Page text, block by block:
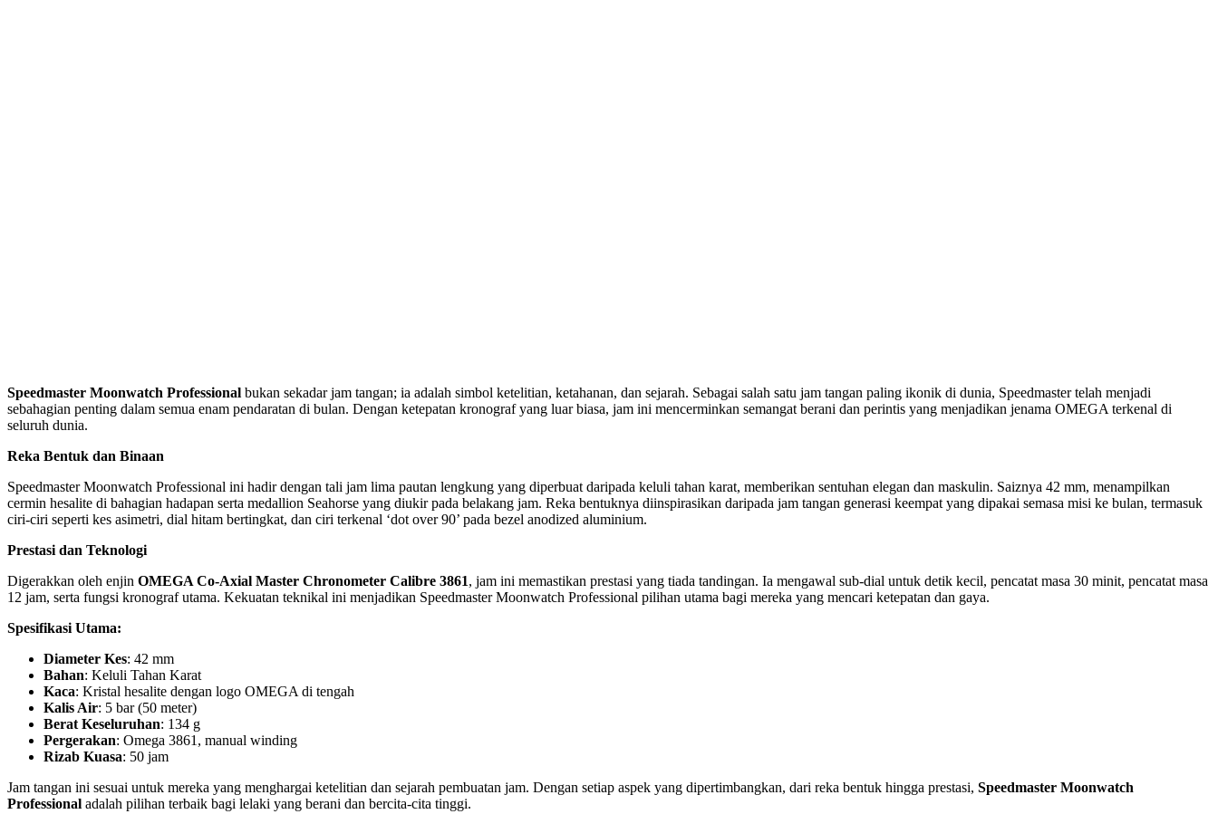
Speedmaster Moonwatch Professional bukan sekadar jam tangan; ia adalah simbol ketelitian, ketahanan, dan sejarah. Sebagai salah satu jam tangan paling ikonik di dunia, Speedmaster telah menjadi
sebahagian penting dalam semua enam pendaratan di bulan. Dengan ketepatan kronograf yang luar biasa, jam ini mencerminkan semangat berani dan perintis yang menjadikan jenama OMEGA terkenal di
seluruh dunia.
Reka Bentuk dan Binaan
Speedmaster Moonwatch Professional ini hadir dengan tali jam lima pautan lengkung yang diperbuat daripada keluli tahan karat, memberikan sentuhan elegan dan maskulin. Saiznya 42 mm, menampilkan
cermin hesalite di bahagian hadapan serta medallion Seahorse yang diukir pada belakang jam. Reka bentuknya diinspirasikan daripada jam tangan generasi keempat yang dipakai semasa misi ke bulan, termasuk
ciri-ciri seperti kes asimetri, dial hitam bertingkat, dan ciri terkenal ‘dot over 90’ pada bezel anodized aluminium.
Prestasi dan Teknologi
Digerakkan oleh enjin OMEGA Co-Axial Master Chronometer Calibre 3861, jam ini memastikan prestasi yang tiada tandingan. Ia mengawal sub-dial untuk detik kecil, pencatat masa 30 minit, pencatat masa
12 jam, serta fungsi kronograf utama. Kekuatan teknikal ini menjadikan Speedmaster Moonwatch Professional pilihan utama bagi mereka yang mencari ketepatan dan gaya.
Spesifikasi Utama:
Diameter Kes: 42 mm
Bahan: Keluli Tahan Karat
Kaca: Kristal hesalite dengan logo OMEGA di tengah
Kalis Air: 5 bar (50 meter)
Berat Keseluruhan: 134 g
Pergerakan: Omega 3861, manual winding
Rizab Kuasa: 50 jam
Jam tangan ini sesuai untuk mereka yang menghargai ketelitian dan sejarah pembuatan jam. Dengan setiap aspek yang dipertimbangkan, dari reka bentuk hingga prestasi, Speedmaster Moonwatch
Professional adalah pilihan terbaik bagi lelaki yang berani dan bercita-cita tinggi.